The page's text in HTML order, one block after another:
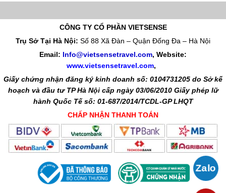
CÔNG TY CỔ PHẦN VIETSENSE
Trụ Sở Tại Hà Nội: Số 88 Xã Đàn – Quận Đống Đa – Hà Nội
Email: Info@vietsensetravel.com, Website:
www.vietsensetravel.com,
Giấy chứng nhận đăng ký kinh doanh số: 0104731205 do Sở kế
hoạch và đầu tư TP Hà Nội cấp ngày 03/06/2010 Giấy phép lữ
hành Quốc Tế số: 01-687/2014/TCDL-GP LHQT
CHẤP NHẬN THANH TOÁN